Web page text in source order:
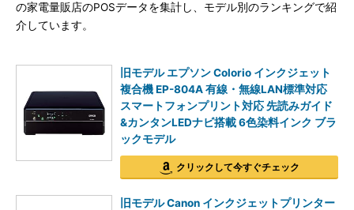
の家電量販店のPOSデータを集計し、モデル別のランキングで紹
介しています。
旧モデル エプソン Colorio インクジェット
複合機 EP-804A 有線・無線LAN標準対応
スマートフォンプリント対応 先読みガイド
&カンタンLEDナビ搭載 6色染料インク ブラ
ックモデル
クリックして今すぐチェック
旧モデル Canon インクジェットプリンター